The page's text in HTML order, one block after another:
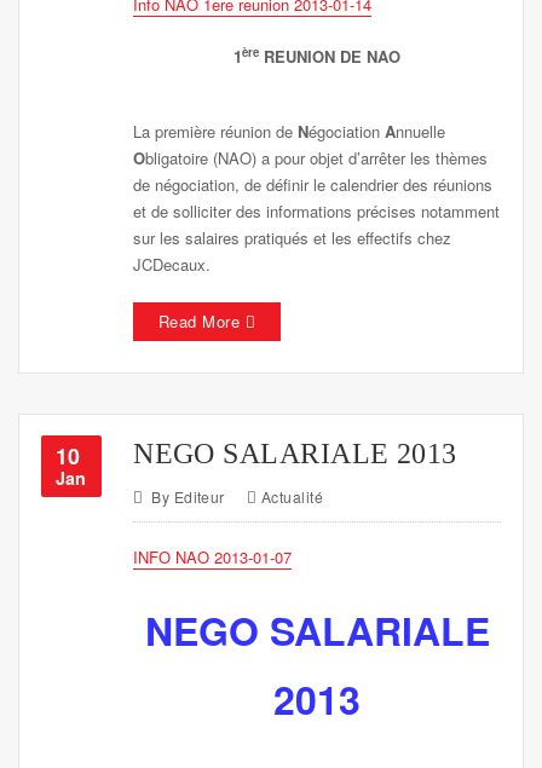
1ère REUNION DE NAO
La première réunion de NégociationAnnuelle
Obligatoire (NAO) a pour objet d’arrêter les thèmes
de négociation, de définir le calendrier des réunions
et de solliciter des informations précises notamment
sur les salaires pratiqués et les effectifs chez
JCDecaux.
Read More
10
Jan
NEGO SALARIALE 2013
By Editeur Actualité
INFO NAO 2013-01-07
NEGO SALARIALE
2013